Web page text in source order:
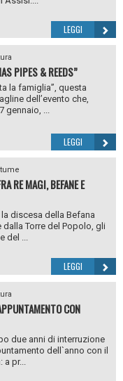
LEGGI
PIPES & REEDS”
la famiglia”, questa
dell’evento che,
...
LEGGI
RE MAGI, BEFANE E
la discesa della Befana
Torre del Popolo, gli
...
LEGGI
CON
due anni di interruzione
dell`anno con il
pr...